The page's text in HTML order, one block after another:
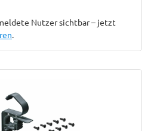
Nutzer sichtbar – jetzt
.